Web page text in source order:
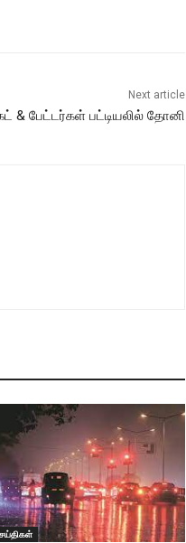
Next article
& பேட்டர்கள் பட்டியலில் தோனி